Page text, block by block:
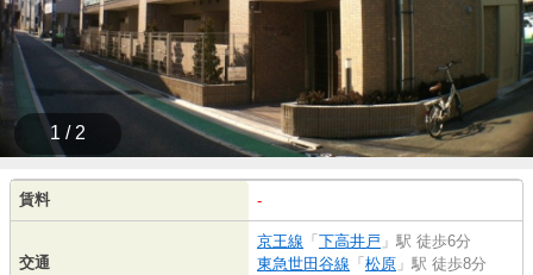
1 / 2
賃料 -
交通
京王線 「 下高井戸 」駅 徒歩6分
東急世田谷線 「 松原 」駅 徒歩8分